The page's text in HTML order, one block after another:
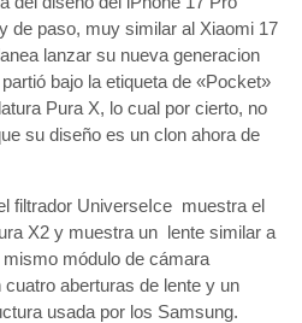
de paso, muy similar al Xiaomi 17
lanzar su nueva generacion
bajo la etiqueta de «Pocket»
Pura X, lo cual por cierto, no
su diseño es un clon ahora de
filtrador UniverseIce muestra el
X2 y muestra un lente similar a
mismo módulo de cámara
aberturas de lente y un
usada por los Samsung.